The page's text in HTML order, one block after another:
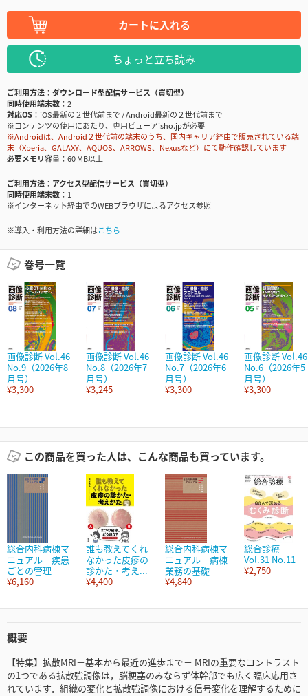
カートに入れる
ちょっと立ち読み
ご利用方法
ダウンロード型配信サービス（買切型）
同時使用端末数
2
対応OS
iOS最新の２世代前まで / Android最新の２世代前まで
※コンテンツの使用にあたり、専用ビューアisho.jpが必要
※Androidは、Android２世代前の端末のうち、国内キャリア経由で販売されている端
末（Xperia、GALAXY、AQUOS、ARROWS、Nexusなど）にて動作確認しています
必要メモリ容量
60 MB以上
ご利用方法
アクセス型配信サービス（買切型）
同時使用端末数
1
※インターネット経由でのWEBブラウザによるアクセス参照
※導入・利用方法の詳細はこちら
巻号一覧
画像診断 Vol.46
No.9（2026年8
月号）
¥3,300
画像診断 Vol.46
No.8（2026年7
月号）
¥3,245
画像診断 Vol.46
No.7（2026年6
月号）
¥3,300
画像診断 Vol.46
No.6（2026年5
月号）
¥3,300
この商品を買った人は、こんな商品も買っています。
総合内科病棟マ
ニュアル 疾患
ごとの管理
¥6,160
誰も教えてくれ
なかった皮疹の
診かた・考え...
¥4,400
総合内科病棟マ
ニュアル 病棟
業務の基礎
¥4,840
総合診療
Vol.31 No.11
¥2,750
概要
【特集】拡散MRI－基本から最近の進歩まで－ MRIの重要なコントラスト
の1つである拡散強調像は，脳梗塞のみならず体幹部でも広く臨床応用さ
れています．組織の変化と拡散強調像における信号変化を理解するために